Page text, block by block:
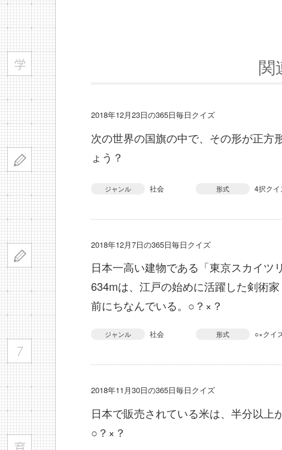
関
2018年12月23日の365日毎日クイズ
次の世界の国旗の中で、その形が正方
ょう？
ジャンル 社会 形式 4択クイ
2018年12月7日の365日毎日クイズ
日本一高い建物である「東京スカイツ
634mは、江戸の始めに活躍した剣術
前にちなんでいる。○？×？
ジャンル 社会 形式 ○×クイ
2018年11月30日の365日毎日クイズ
日本で販売されている米は、半分以上
○？×？